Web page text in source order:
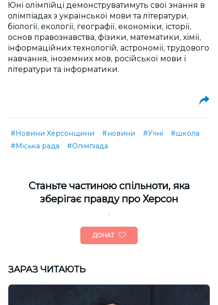
Юні олімпійці демонструватимуть свої знання в
олімпіадах з української мови та літератури,
біології, екології, географії, економіки, історії,
основ правознавства, фізики, математики, хімії,
інформаційних технологій, астрономії, трудового
навчання, іноземних мов, російської мови і
літератури та інформатики.
#Новини Херсонщини #новини #Учні
#школа
#Міська рада
#Олімпіада
Cтаньте частиною спільноти, яка
зберігає правду про Херсон
ДОНАТ
ЗАРАЗ ЧИТАЮТЬ